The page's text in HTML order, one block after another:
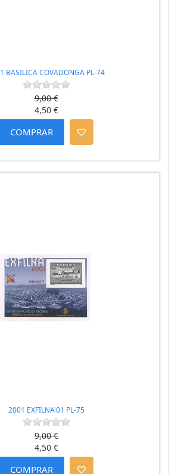
BASILICA COVADONGA PL-74
9,00 €
4,50 €
2001 EXFILNA'01 PL-75
9,00 €
4,50 €